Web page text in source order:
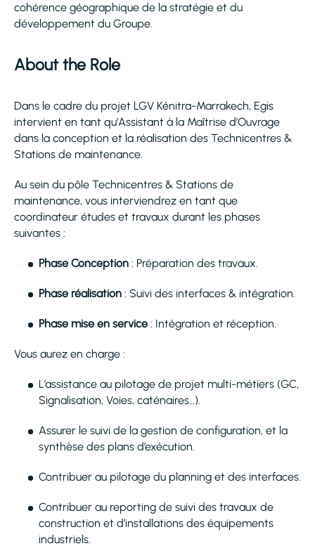
cohérence géographique de la stratégie et du
développement du Groupe.
About the Role
Dans le cadre du projet LGV Kénitra-Marrakech, Egis
intervient en tant qu’Assistant à la Maîtrise d’Ouvrage
dans la conception et la réalisation des Technicentres &
Stations de maintenance.
Au sein du pôle Technicentres & Stations de
maintenance, vous interviendrez en tant que
coordinateur études et travaux durant les phases
suivantes :
Phase Conception : Préparation des travaux.
Phase réalisation : Suivi des interfaces & intégration.
Phase mise en service : Intégration et réception.
Vous aurez en charge :
L’assistance au pilotage de projet multi-métiers (GC,
Signalisation, Voies, caténaires…).
Assurer le suivi de la gestion de configuration, et la
synthèse des plans d’exécution.
Contribuer au pilotage du planning et des interfaces.
Contribuer au reporting de suivi des travaux de
construction et d’installations des équipements
industriels.